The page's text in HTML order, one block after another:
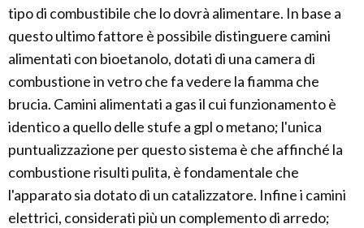
tipo di combustibile che lo dovrà alimentare. In base a
questo ultimo fattore è possibile distinguere camini
alimentati con bioetanolo, dotati di una camera di
combustione in vetro che fa vedere la fiamma che
brucia. Camini alimentati a gas il cui funzionamento è
identico a quello delle stufe a gpl o metano; l'unica
puntualizzazione per questo sistema è che affinché la
combustione risulti pulita, è fondamentale che
l'apparato sia dotato di un catalizzatore. Infine i camini
elettrici, considerati più un complemento di arredo;